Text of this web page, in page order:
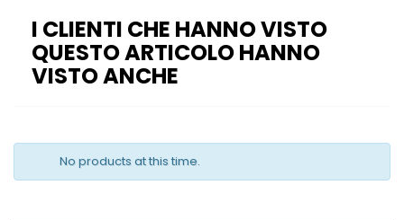
I CLIENTI CHE HANNO VISTO
QUESTO ARTICOLO HANNO
VISTO ANCHE
No products at this time.